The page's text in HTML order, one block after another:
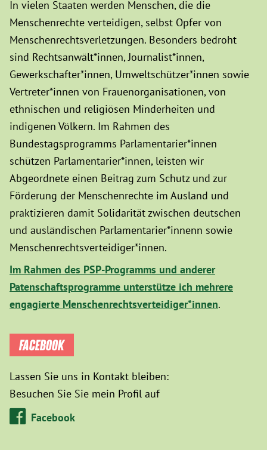
In vielen Staaten werden Menschen, die die
Menschenrechte verteidigen, selbst Opfer von
Menschenrechtsverletzungen. Besonders bedroht
sind Rechtsanwält*innen, Journalist*innen,
Gewerkschafter*innen, Umweltschützer*innen sowie
Vertreter*innen von Frauenorganisationen, von
ethnischen und religiösen Minderheiten und
indigenen Völkern. Im Rahmen des
Bundestagsprogramms Parlamentarier*innen
schützen Parlamentarier*innen, leisten wir
Abgeordnete einen Beitrag zum Schutz und zur
Förderung der Menschenrechte im Ausland und
praktizieren damit Solidarität zwischen deutschen
und ausländischen Parlamentarier*innenn sowie
Menschenrechtsverteidiger*innen.
Im Rahmen des PSP-Programms und anderer
Patenschaftsprogramme unterstütze ich mehrere
engagierte Menschenrechtsverteidiger*innen.
FACEBOOK
Lassen Sie uns in Kontakt bleiben:
Besuchen Sie Sie mein Profil auf
Facebook